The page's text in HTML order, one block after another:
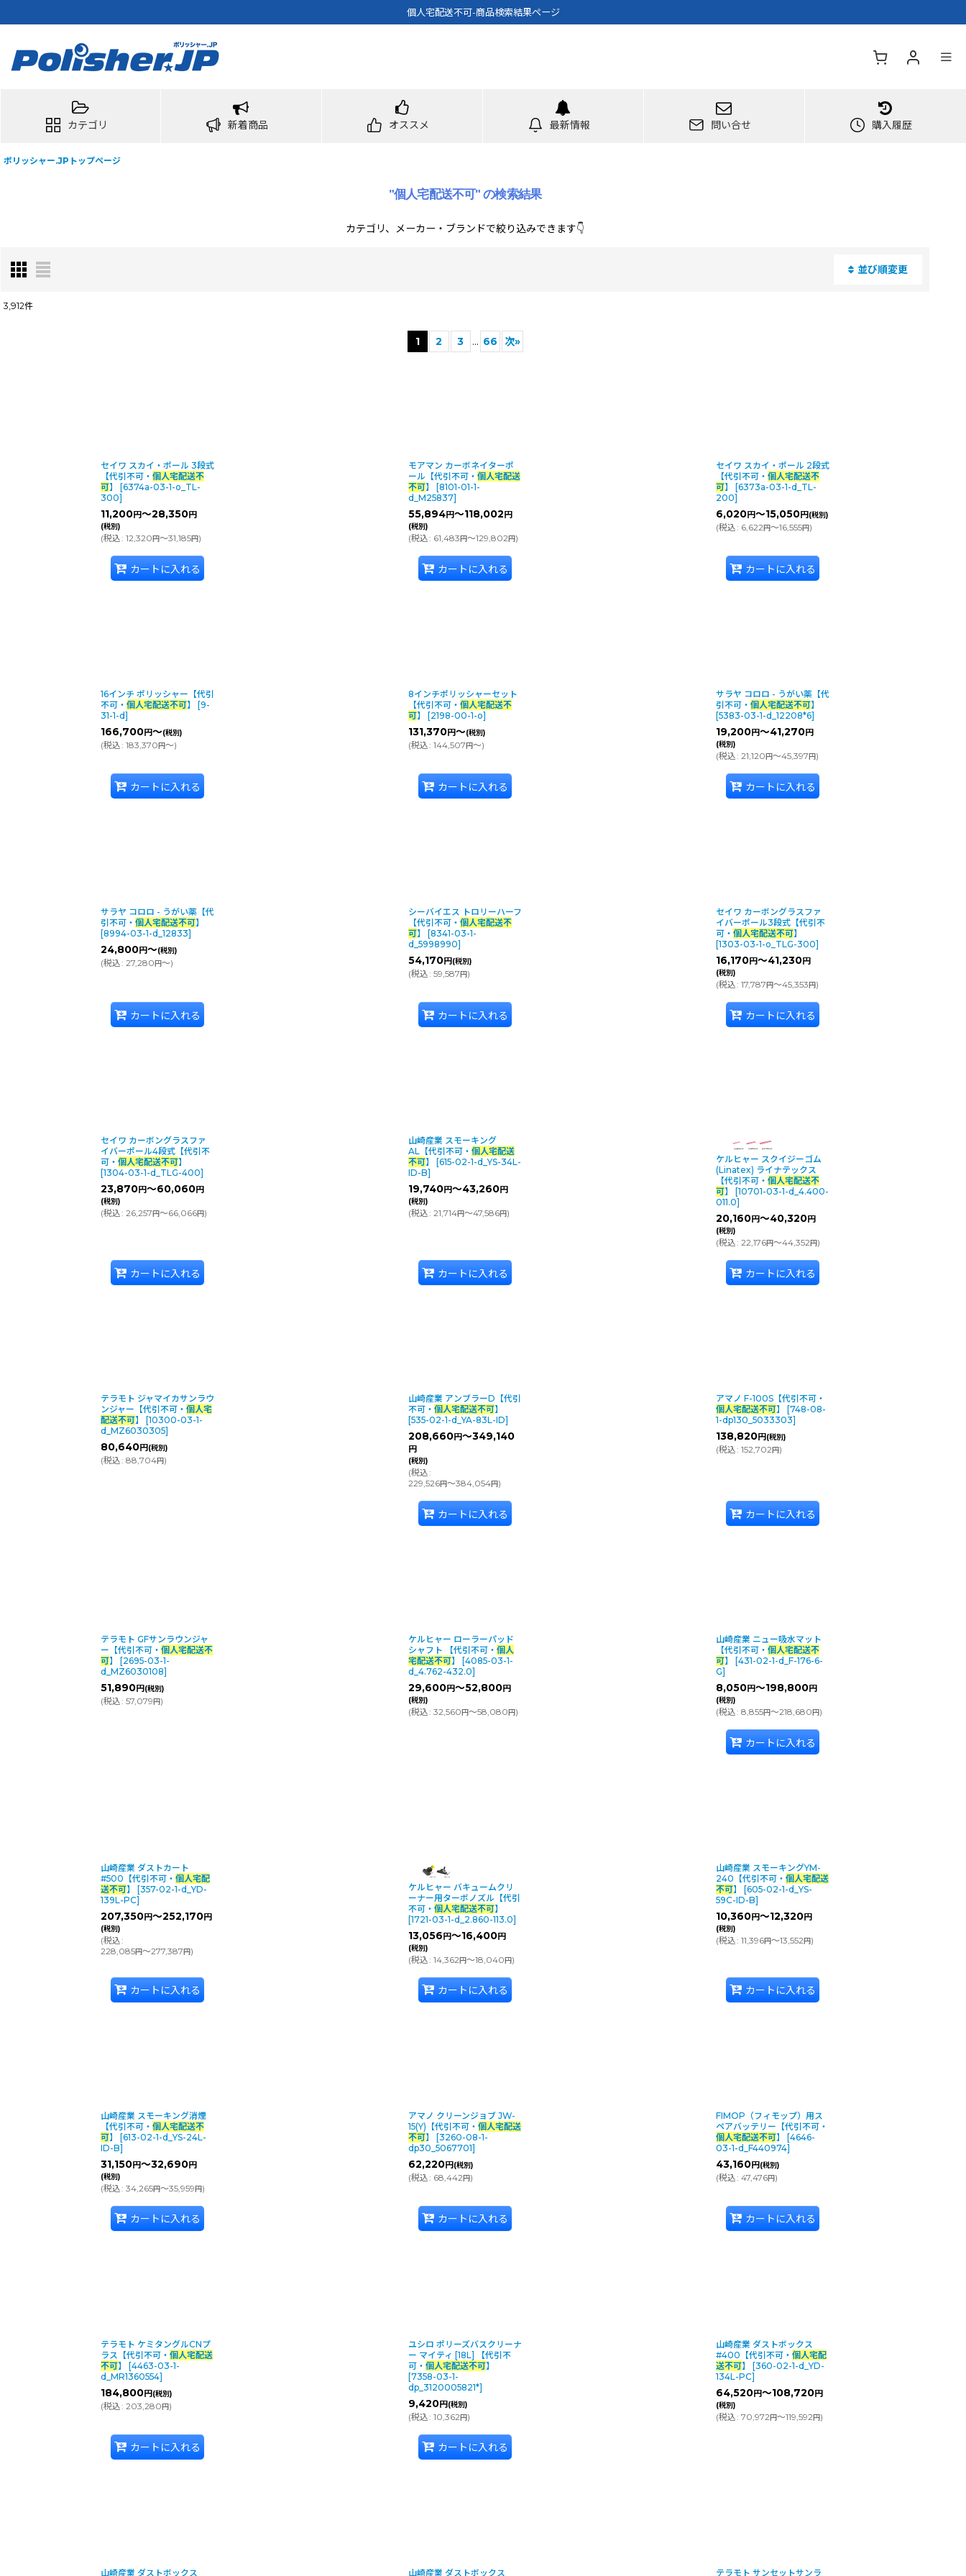
個人宅配送不可-商品検索結果ページ
カテゴリ 新着商品 オススメ 最新情報 問い合せ 購入履歴
ポリッシャー.JPトップページ
"個人宅配送不可" の検索結果
カテゴリ、メーカー・ブランドで絞り込みできます👇
並び順変更
メーカー・ブランド :
3,912件
1 2 3 ... 66 次»
セイワ スカイ・ポール 3段式
【代引不可・ 個人宅配送不
可】 [6374a-03-1-o_TL-
300]
11,200円～28,350円
(税別)
(税込: 12,320円～31,185円)
カートに入れる
モアマン カーボネイターポ
ール【代引不可・ 個人宅配送
不可】 [8101-01-1-
d_M25837]
55,894円～118,002 円
(税別)
(税込: 61,483円～129,802円)
カートに入れる
セイワ スカイ・ポール 2段式
【代引不可・ 個人宅配送不
可】 [6373a-03-1-d_TL-
200]
6,020円～15,050円 (税別)
(税込: 6,622円～16,555円)
カートに入れる
16インチ ポリッシャー【代引
不可・ 個人宅配送不可】 [9-
31-1-d]
166,700円～(税別)
(税込: 183,370円～)
カートに入れる
8インチポリッシャーセット
【代引不可・ 個人宅配送不
可】 [2198-00-1-o]
131,370円～(税別)
(税込: 144,507円～)
カートに入れる
サラヤ コロロ - うがい薬【代
引不可・ 個人宅配送不可】
[5383-03-1-d_12208*6]
19,200円～41,270円
(税別)
(税込: 21,120円～45,397円)
カートに入れる
サラヤ コロロ - うがい薬【代
引不可・ 個人宅配送不可】
[8994-03-1-d_12833]
24,800円～(税別)
(税込: 27,280円～)
カートに入れる
シーバイエス トロリーハーフ
【代引不可・ 個人宅配送不
可】 [8341-03-1-
d_5998990]
54,170円 (税別)
(税込: 59,587円)
カートに入れる
セイワ カーボングラスファ
イバーポール3段式【代引不
可・ 個人宅配送不可】
[1303-03-1-o_TLG-300]
16,170円～41,230円
(税別)
(税込: 17,787円～45,353円)
カートに入れる
セイワ カーボングラスファ
イバーポール4段式【代引不
可・ 個人宅配送不可】
[1304-03-1-d_TLG-400]
23,870円～60,060円
(税別)
(税込: 26,257円～66,066円)
カートに入れる
山崎産業 スモーキング
AL【代引不可・ 個人宅配送
不可】 [615-02-1-d_YS-34L-
ID-B]
19,740円～43,260円
(税別)
(税込: 21,714円～47,586円)
カートに入れる
ケルヒャー スクイジーゴム
(Linatex) ライナテックス
【代引不可・ 個人宅配送不
可】 [10701-03-1-d_4.400-
011.0]
20,160円～40,320円
(税別)
(税込: 22,176円～44,352円)
カートに入れる
テラモト ジャマイカサンラウ
ンジャー【代引不可・ 個人宅
配送不可】 [10300-03-1-
d_MZ6030305]
80,640円 (税別)
(税込: 88,704円)
山崎産業 アンブラーD【代引
不可・ 個人宅配送不可】
[535-02-1-d_YA-83L-ID]
208,660円～349,140
円
(税別)
(税込:
229,526円～384,054円)
カートに入れる
アマノ F-100S【代引不可・
個人宅配送不可】 [748-08-
1-dp130_5033303]
138,820円 (税別)
(税込: 152,702円)
カートに入れる
テラモト GFサンラウンジャ
ー【代引不可・ 個人宅配送不
可】 [2695-03-1-
d_MZ6030108]
51,890円 (税別)
(税込: 57,079 円)
ケルヒャー ローラーパッド
シャフト 【代引不可・ 個人
宅配送不可】 [4085-03-1-
d_4.762-432.0]
29,600円～52,800円
(税別)
(税込: 32,560 円～58,080 円)
山崎産業 ニュー吸水マット
【代引不可・ 個人宅配送不
可】 [431-02-1-d_F-176-6-
G]
8,050円～198,800円
(税別)
(税込: 8,855円～218,680 円)
カートに入れる
山崎産業 ダストカート
#500【代引不可・ 個人宅配
送不可】 [357-02-1-d_YD-
139L-PC]
207,350円～252,170円
(税別)
(税込:
228,085円～277,387 円)
カートに入れる
ケルヒャー バキュームクリ
ーナー用ターボノズル【代引
不可・ 個人宅配送不可】
[1721-03-1-d_2.860-113.0]
13,056円～16,400円
(税別)
(税込: 14,362円～18,040円)
カートに入れる
山崎産業 スモーキングYM-
240【代引不可・ 個人宅配送
不可】 [605-02-1-d_YS-
59C-ID-B]
10,360円～12,320円
(税別)
(税込: 11,396円～13,552円)
カートに入れる
山崎産業 スモーキング消煙
【代引不可・ 個人宅配送不
可】 [613-02-1-d_YS-24L-
ID-B]
31,150円～32,690円
(税別)
(税込: 34,265円～35,959円)
カートに入れる
アマノ クリーンジョブ JW-
15(Y)【代引不可・ 個人宅配送
不可】 [3260-08-1-
dp30_5067701]
62,220円(税別)
(税込: 68,442円)
カートに入れる
FIMOP（フィモップ）用ス
ペアバッテリー【代引不可・
個人宅配送不可】 [4646-
03-1-d_F440974]
43,160円(税別)
(税込: 47,476円)
カートに入れる
テラモト ケミタングルCNプ
ラス【代引不可・ 個人宅配送
不可】 [4463-03-1-
d_MR1360554]
184,800円(税別)
(税込: 203,280円)
カートに入れる
ユシロ ポリーズバスクリーナ
ー マイティ [18L] 【代引不
可・ 個人宅配送不可】
[7358-03-1-
dp_3120005821*]
9,420円(税別)
(税込: 10,362円)
カートに入れる
山崎産業 ダストボックス
#400【代引不可・ 個人宅配
送不可】 [360-02-1-d_YD-
134L-PC]
64,520円～108,720円
(税別)
(税込: 70,972円～119,592円)
山崎産業 ダストボックス 山崎産業 ダストボックス テラモト サンセットサンラ